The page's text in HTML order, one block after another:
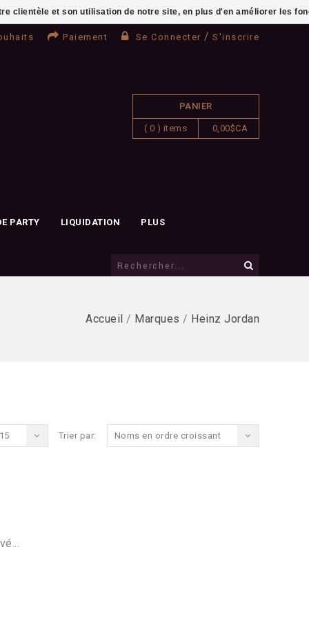
Paiement Se Connecter / S'inscrire
PANIER
( 0 ) items 0,00$CA
PARTY LIQUIDATION PLUS
Accueil / Marques / Heinz Jordan
Trier par: Noms en ordre croissant
clientèle et son utilisation de notre site, en plus d'en améliorer les